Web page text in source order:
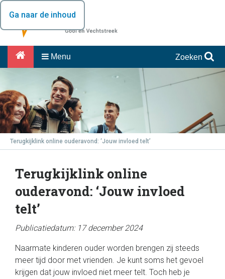
Ga naar de inhoud
Menu Zoeken
Terugkijklink online ouderavond: ‘Jouw invloed telt’
Terugkijklink online
ouderavond: ‘Jouw invloed
telt’
Publicatiedatum: 17 december 2024
Naarmate kinderen ouder worden brengen zij steeds
meer tijd door met vrienden. Je kunt soms het gevoel
krijgen dat jouw invloed niet meer telt. Toch heb je